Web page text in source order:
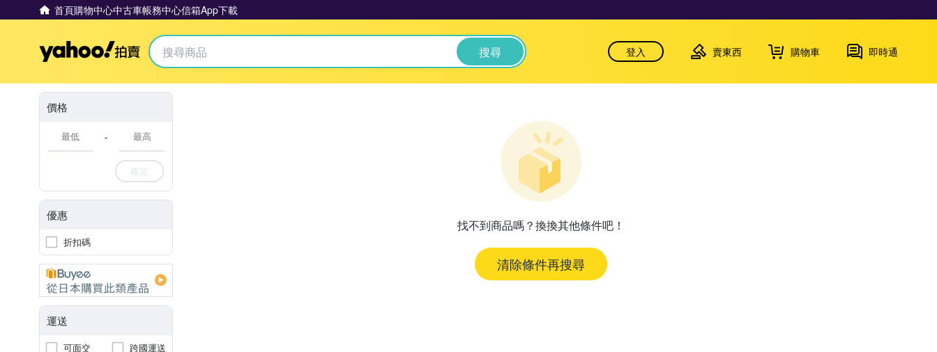
首頁購物中心中古車帳務中心信箱App下載
Yahoo拍賣 搜尋 登入 賣東西 購物車 即時通
價格
-
確定
優惠
折扣碼
運送
可面交 跨國運送
找不到商品嗎？換換其他條件吧！
清除條件再搜尋